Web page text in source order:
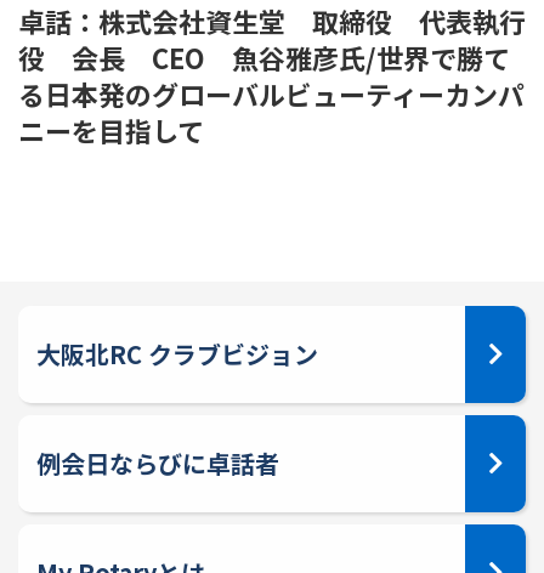
卓話：株式会社資生堂 取締役 代表執行
役 会長 CEO 魚谷雅彦氏/世界で勝て
る日本発のグローバルビューティーカンパ
ニーを目指して
大阪北RC クラブビジョン
例会日ならびに卓話者